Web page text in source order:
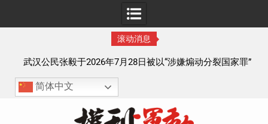
滚动消息
武汉公民张毅于2026年7月28日被以“涉嫌煽动分裂国家罪”
执行逮捕 目前羁押在拉萨市看守所
简体中文